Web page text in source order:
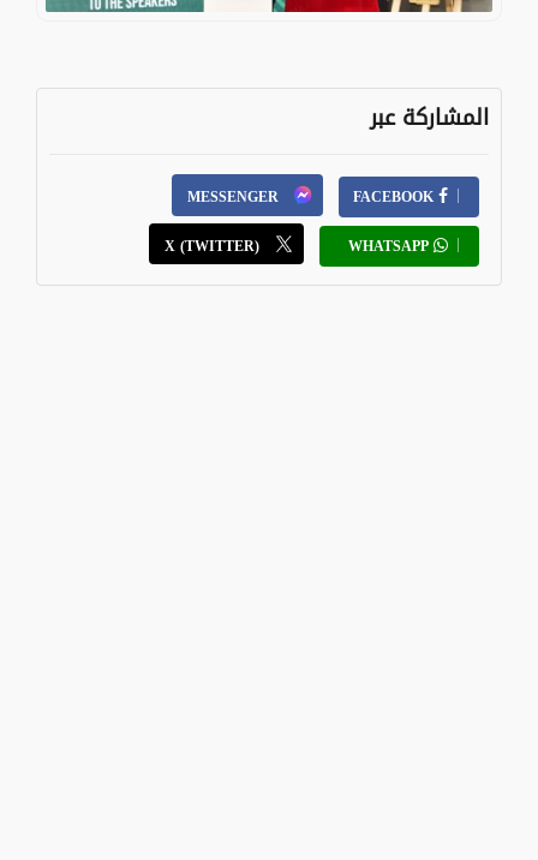
المشاركة عبر
FACEBOOK
MESSENGER
WHATSAPP
X (TWITTER)